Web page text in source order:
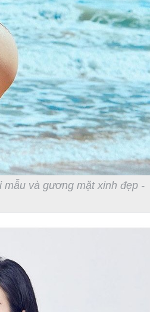
và gương mặt xinh đẹp -